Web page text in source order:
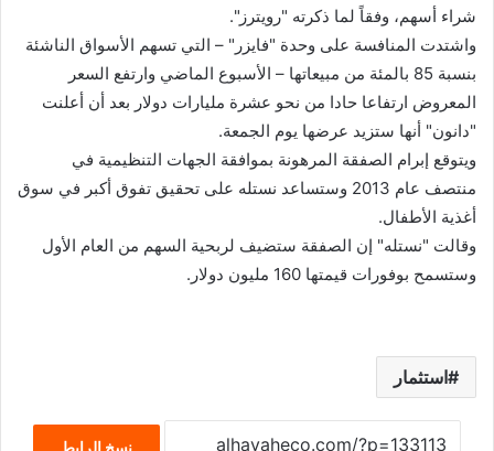
شراء أسهم، وفقاً لما ذكرته "رويترز".
واشتدت المنافسة على وحدة "فايزر" – التي تسهم الأسواق الناشئة
بنسبة 85 بالمئة من مبيعاتها – الأسبوع الماضي وارتفع السعر
المعروض ارتفاعا حادا من نحو عشرة مليارات دولار بعد أن أعلنت
"دانون" أنها ستزيد عرضها يوم الجمعة.
ويتوقع إبرام الصفقة المرهونة بموافقة الجهات التنظيمية في
منتصف عام 2013 وستساعد نستله على تحقيق تفوق أكبر في سوق
أغذية الأطفال.
وقالت "نستله" إن الصفقة ستضيف لربحية السهم من العام الأول
وستسمح بوفورات قيمتها 160 مليون دولار.
استثمار
نسخ الرابط